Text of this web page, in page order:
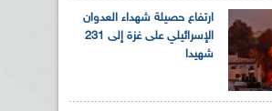
ارتفاع حصيلة شهداء العدوان
الإسرائيلي على غزة إلى 231
شهيدا